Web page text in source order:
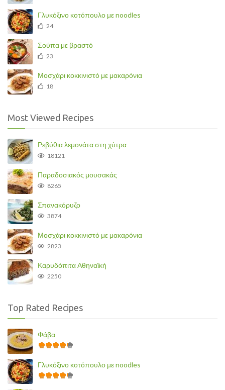
Γλυκόξινο κοτόπουλο με noodles
24
Σούπα με βραστό
23
Μοσχάρι κοκκινιστό με μακαρόνια
18
Most Viewed Recipes
Ρεβύθια λεμονάτα στη χύτρα
18121
Παραδοσιακός μουσακάς
8265
Σπανακόρυζο
3874
Μοσχάρι κοκκινιστό με μακαρόνια
2823
Καρυδόπιτα Αθηναϊκή
2250
Top Rated Recipes
Φάβα
Γλυκόξινο κοτόπουλο με noodles